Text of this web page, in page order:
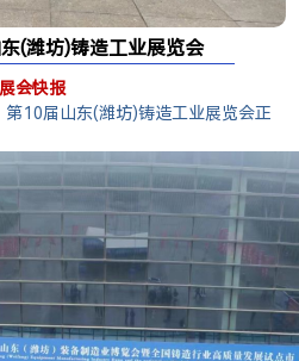
(潍坊)铸造工业展览会
展会快报
10届山东(潍坊)铸造工业展览会正